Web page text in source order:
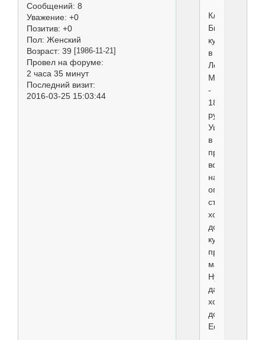
Сообщений: 8
Уважение: +0
Позитив: +0
Пол: Женский
Возраст: 39 [1986-11-21]
Провел на форуме:
2 часа 35 минут
Последний визит:
2016-03-25 15:03:44
Клей
Бизон
купили
в
Леруа
Мерлен
-
182
рубля.
Уши,
в
принципе,
встали
на
столе,
хотя
до
купировки
мало.
Нужно
давать
холодец,
добавки?
Если